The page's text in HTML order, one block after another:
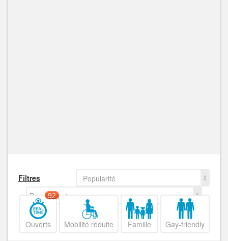
Filtres
Popularité
Decroissant
Ouverts
92
Mobilité réduite Famille Gay-friendly